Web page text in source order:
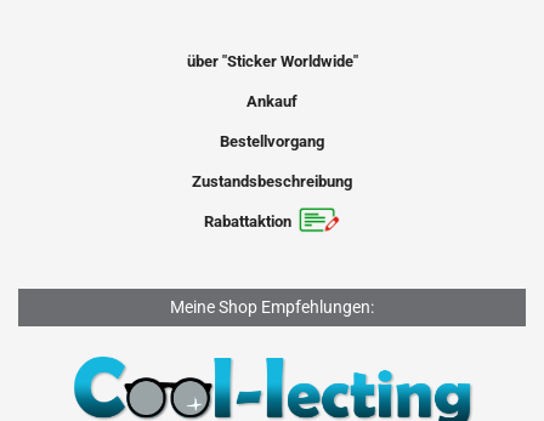
über "Sticker Worldwide"
Ankauf
Bestellvorgang
Zustandsbeschreibung
Rabattaktion
Meine Shop Empfehlungen: